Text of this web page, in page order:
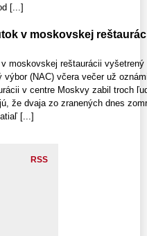
[...]
v moskovskej
moskovskej reštaurácii
výbor (NAC) včera večer už
v centre Moskvy zabil troch
že dvaja zo zranených dnes
[...]
RSS